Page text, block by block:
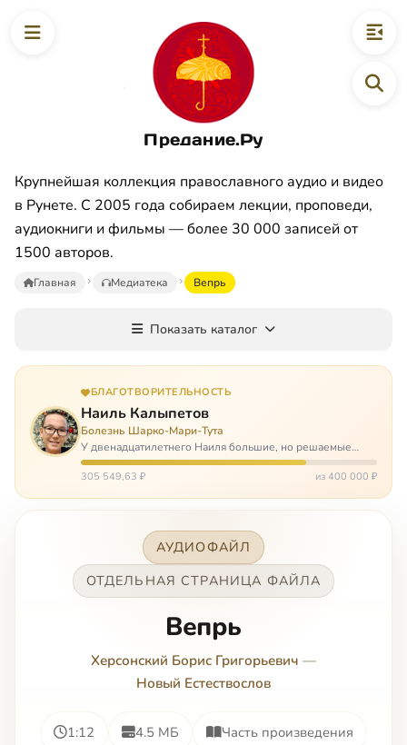
Предание.Ру
Крупнейшая коллекция православного аудио и видео
в Рунете. С 2005 года собираем лекции, проповеди,
аудиокниги и фильмы — более 30 000 записей от
1500 авторов.
Главная Медиатека Вепрь
Показать каталог
БЛАГОТВОРИТЕЛЬНОСТЬ
Наиль Калыпетов
Болезнь Шарко-Мари-Тута
У двенадцатилетнего Наиля большие, но решаемые
проблемы. Он болен редкой болезнью, которая ставит
перед ним множество непростых задача, угрожая в
305 549,63 ₽ из 400 000 ₽
АУДИОФАЙЛ
ОТДЕЛЬНАЯ СТРАНИЦА ФАЙЛА
Вепрь
Херсонский Борис Григорьевич —
Новый Естествослов
1:12 4.5 МБ Часть произведения